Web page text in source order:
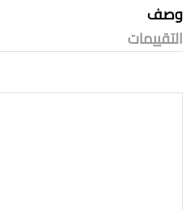
وصف
التقييمات